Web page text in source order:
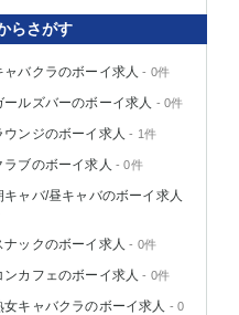
らさがす
ャバクラのボーイ求人 - 0件
ールズバーのボーイ求人 - 0件
ウンジのボーイ求人 - 1件
ラブのボーイ求人 - 0件
キャバ/昼キャバのボーイ求人
ナックのボーイ求人 - 0件
ンカフェのボーイ求人 - 0件
女キャバクラのボーイ求人 - 0
千葉県
茨城県